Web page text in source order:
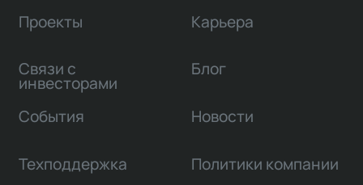
Проекты
Связи с
инвесторами
Карьера
Блог
События Новости
Техподдержка Политики компании